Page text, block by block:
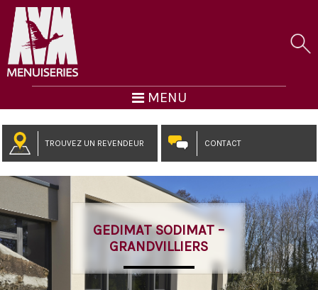
MENU
TROUVEZ UN REVENDEUR CONTACT
GEDIMAT SODIMAT –
GRANDVILLIERS